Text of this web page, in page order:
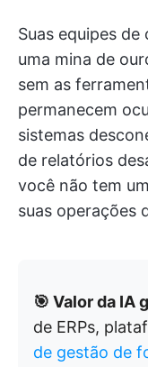
Suas equipes
uma mina de
sem as
permanecem
sistemas
de relatórios
você não tem
suas operações
🎯 Valor da IA
de ERPs,
de gestão de